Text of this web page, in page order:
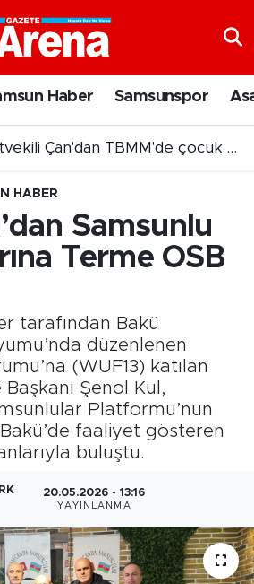
Haber Samsunspor
Çan'dan TBMM'de çocuk adaleti vurgusu
HABER
Samsunlu
Terme OSB
tarafından Bakü
düzenlenen
(WUF13) katılan
Şenol Kul,
Platformu’nun
faaliyet gösteren
buluştu.
20.05.2026 - 13:16
YAYINLANMA
Vakitleri
Durumu ve Fikstür